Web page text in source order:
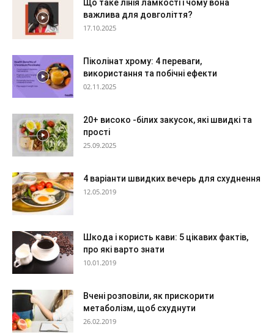
Що таке лінія ламкості і чому вона
важлива для довголіття?
17.10.2025
Піколінат хрому: 4 переваги,
використання та побічні ефекти
02.11.2025
20+ високо -білих закусок, які швидкі та
прості
25.09.2025
4 варіанти швидких вечерь для схуднення
12.05.2019
Шкода і користь кави: 5 цікавих фактів,
про які варто знати
10.01.2019
Вчені розповіли, як прискорити
метаболізм, щоб схуднути
26.02.2019